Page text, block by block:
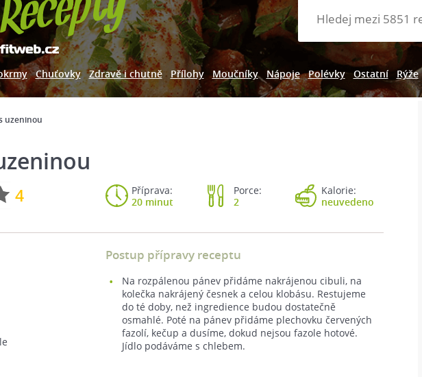
Chuťovky Zdravě i chutně Přílohy Moučníky Nápoje Polévky Ostatní Rýže
uzeninou
4
Příprava:
20 minut
Porce:
2
Kalorie:
neuvedeno
Postup přípravy receptu
Na rozpálenou pánev přidáme nakrájenou cibuli, na
kolečka nakrájený česnek a celou klobásu. Restujeme
do té doby, než ingredience budou dostatečně
osmahlé. Poté na pánev přidáme plechovku červených
fazolí, kečup a dusíme, dokud nejsou fazole hotové.
Jídlo podáváme s chlebem.